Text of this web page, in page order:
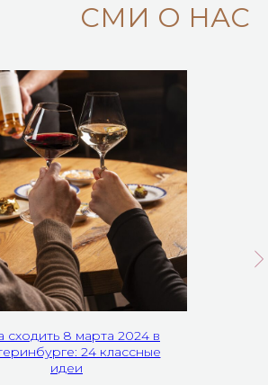
СМИ О НАС
сходить 8 марта 2024 в
24 классные
идеи